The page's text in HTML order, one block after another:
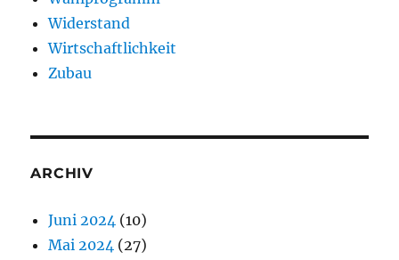
Widerstand
Wirtschaftlichkeit
Zubau
ARCHIV
Juni 2024 (10)
Mai 2024 (27)